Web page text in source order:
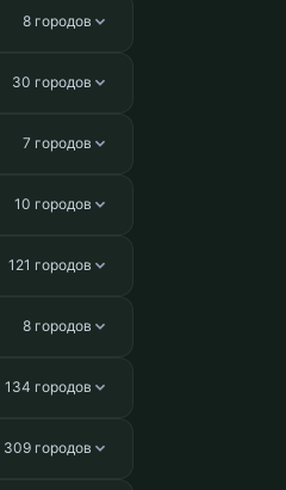
8 городов
30 городов
7 городов
10 городов
121 городов
8 городов
134 городов
309 городов